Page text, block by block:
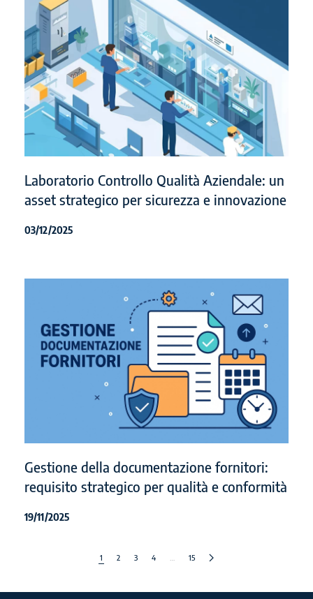
Laboratorio Controllo Qualità Aziendale: un
asset strategico per sicurezza e innovazione
03/12/2025
Gestione della documentazione fornitori:
requisito strategico per qualità e conformità
19/11/2025
1 2 3 4 15